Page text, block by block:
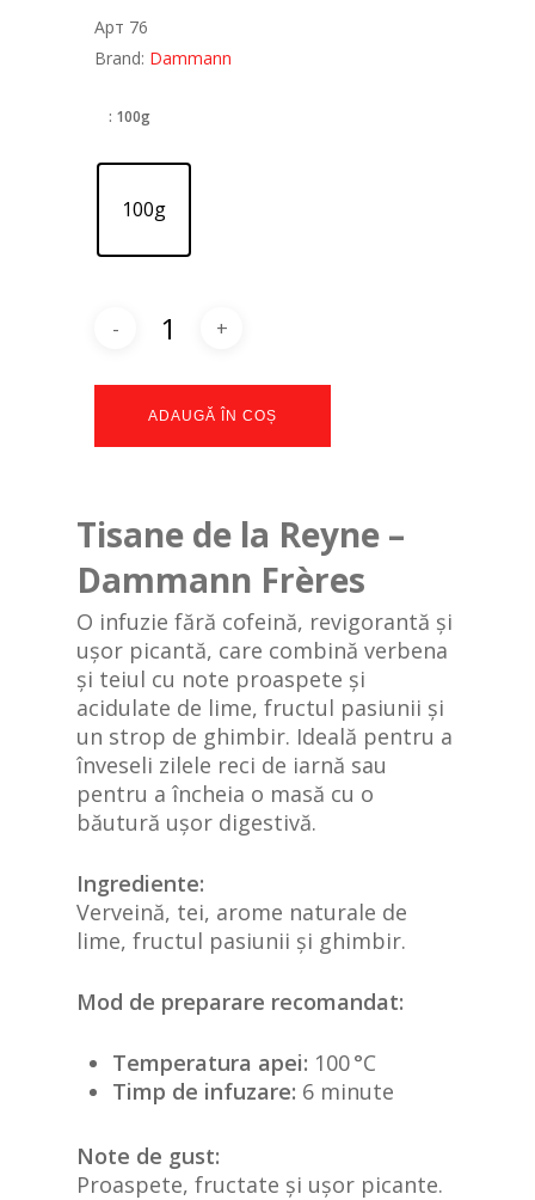
Арт 76
Brand: Dammann
: 100g
100g
ADAUGĂ ÎN COȘ
Tisane de la Reyne –
Dammann Frères
O infuzie fără cofeină, revigorantă și
ușor picantă, care combină verbena
și teiul cu note proaspete și
acidulate de lime, fructul pasiunii și
un strop de ghimbir. Ideală pentru a
înveseli zilele reci de iarnă sau
pentru a încheia o masă cu o
băutură ușor digestivă.
Ingrediente:
Verveină, tei, arome naturale de
lime, fructul pasiunii și ghimbir.
Mod de preparare recomandat:
Temperatura apei: 100 °C
Timp de infuzare: 6 minute
Note de gust:
Proaspete, fructate și ușor picante.